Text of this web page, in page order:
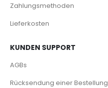
Zahlungsmethoden
Lieferkosten
KUNDEN SUPPORT
AGBs
Rücksendung einer Bestellung